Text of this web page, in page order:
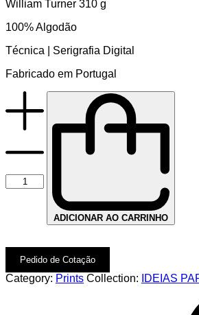
William Turner 310 g
100% Algodão
Técnica | Serigrafia Digital
Fabricado em Portugal
ADICIONAR AO CARRINHO
Pedido de Cotação
Category: Prints Collection: IDEIAS